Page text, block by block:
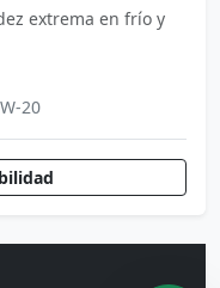
extrema en frío y
20